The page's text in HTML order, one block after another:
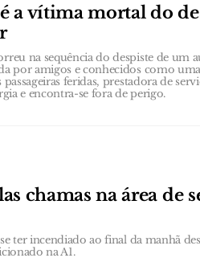
a vítima mortal do
na sequência do despiste de um
por amigos e conhecidos como
feridas, prestadora de
e encontra-se fora de perigo.
chamas na área de
ter incendiado ao final da manhã
na A1.